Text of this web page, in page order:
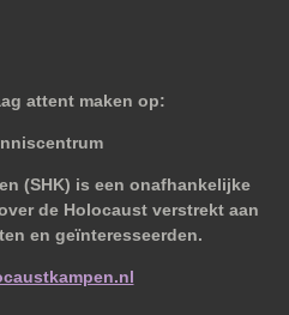
attent maken op:
(SHK) is een onafhankelijke
de Holocaust verstrekt aan
en geïnteresseerden.